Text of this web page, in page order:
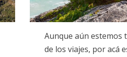
Aunque aún estemos
de los viajes, por acá